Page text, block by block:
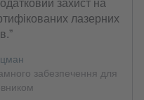
захист на
лазерних
забезпечення для